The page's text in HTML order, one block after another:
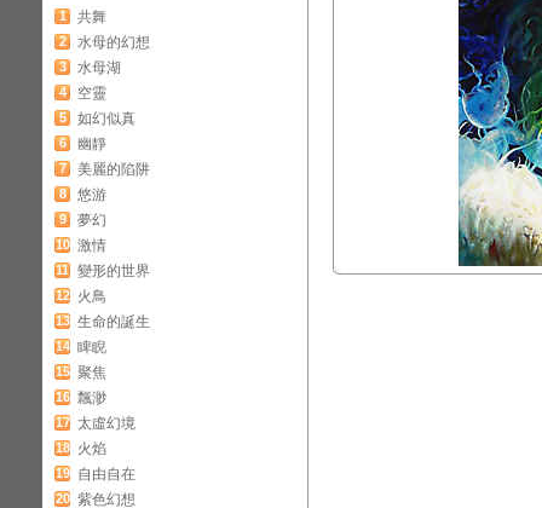
1 共舞
2 水母的幻想
3 水母湖
4 空靈
5 如幻似真
6 幽靜
7 美麗的陷阱
8 悠游
9 夢幻
10 激情
11 變形的世界
12 火鳥
13 生命的誕生
14 睥睨
15 聚焦
16 飄渺
17 太虛幻境
18 火焰
19 自由自在
20 紫色幻想